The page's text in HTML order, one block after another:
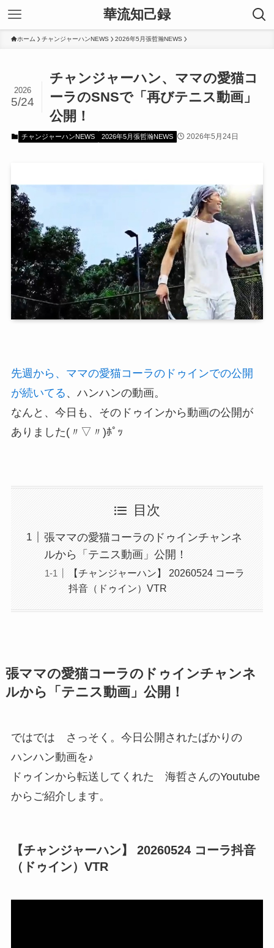
華流知己録
ホーム チャンジャーハンNEWS 2026年5月張哲瀚NEWS
チャンジャーハン、ママの愛猫コ
ーラのSNSで「再びテニス動画」
公開！
2026
5/24
チャンジャーハンNEWS 2026年5月張哲瀚NEWS 2026年5月24日
先週から、ママの愛猫コーラのドゥインでの公開
が続いてる 、ハンハンの動画。
なんと、今日も、そのドゥインから動画の公開が
ありました(〃▽〃)ﾎﾟｯ
目次
張ママの愛猫コーラのドゥインチャンネ
ルから「テニス動画」公開！
【チャンジャーハン】 20260524 コーラ
抖音（ドゥイン）VTR
張ママの愛猫コーラのドゥインチャンネ
ルから「テニス動画」公開！
ではでは さっそく。今日公開されたばかりの
ハンハン動画を♪
ドゥインから転送してくれた 海哲さんのYoutube
からご紹介します。
【チャンジャーハン】 20260524 コーラ抖音
（ドゥイン）VTR